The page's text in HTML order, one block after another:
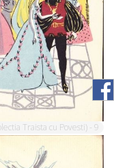
Traista cu Povesti) - 9